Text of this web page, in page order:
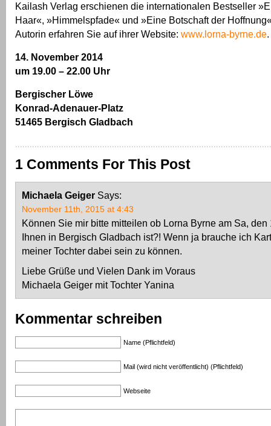
Kailash Verlag erschienen die internationalen Bestseller
Haar«, »Himmelspfade« und »Eine Botschaft der
Autorin erfahren Sie auf ihrer Website: www.lorna-byrne.de.
14. November 2014
um 19.00 – 22.00 Uhr
Bergischer Löwe
Konrad-Adenauer-Platz
51465 Bergisch Gladbach
1 Comments For This Post
Michaela Geiger Says:
November 11th, 2015 at 4:43
Können Sie mir bitte mitteilen ob Lorna Byrne am Sa, den
Ihnen in Bergisch Gladbach ist?! Wenn ja brauche ich
meiner Tochter dabei sein zu können.
Liebe Grüße und Vielen Dank im Voraus
Michaela Geiger mit Tochter Yanina
Kommentar schreiben
Name (Pflichtfeld)
Mail (wird nicht veröffentlicht) (Pflichtfeld)
Webseite